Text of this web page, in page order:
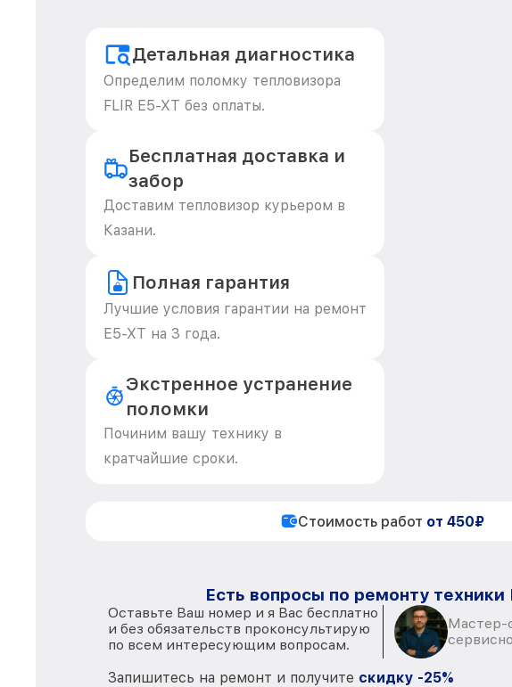
Детальная диагностика
Определим поломку тепловизора
FLIR E5-XT без оплаты.
Бесплатная доставка и
забор
Доставим тепловизор курьером в
Казани.
Полная гарантия
Лучшие условия гарантии на ремонт
E5-XT на 3 года.
Экстренное устранение
поломки
Починим вашу технику в
кратчайшие сроки.
Стоимость работ от 450₽
Есть вопросы по ремонту техники
Оставьте Ваш номер и я Вас бесплатно
и без обязательств проконсультирую
по всем интересующим вопросам.
Мастер-
Запишитесь на ремонт и получите скидку -25%